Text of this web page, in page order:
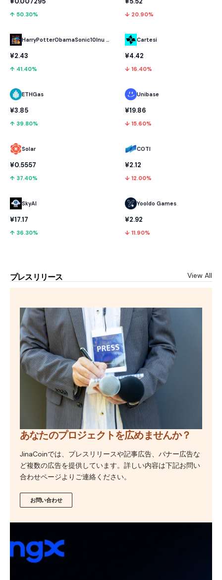
↑ 50.30%
HarryPotterObamaSonic10Inu (ETH)
¥2.43
↑ 41.40%
ETHGas
¥3.85
↑ 39.80%
Solar
¥0.5557
↑ 37.40%
SkyAI
¥17.17
↑ 36.30%
↓ 20.90%
Cartesi
¥4.42
↓ 16.40%
Unibase
¥19.86
↓ 15.60%
COTI
¥2.12
↓ 12.00%
Yooldo Games
¥2.92
↓ 11.90%
プレスリリース View All
あなたのプロジェクトを広めませんか？
JinaCoinでは、プレスリリースや記事広告、バナー広告な
ど複数の広告を提供しています。詳しい内容は下記お問い
合わせページよりご連絡ください。
お問い合わせ